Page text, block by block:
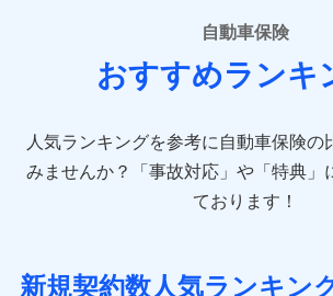
あいおいニッセイ同和損害保険株式会
(https://www.aioinissaydowa.co.jp/)
アクサ損害保険株式会社 (https://
direct.co.jp/)
sompo.co.jp/)
東京海上ダイレクト損害保険株式会
AIG損害保険株式会社 (https://
ジェイアイ傷害火災保険株式会社
自動車保険
おすすめランキ
人気ランキングを参考に自動車保険の
みませんか？
「事故対応」や「特典」
ております！
新規契約数人気ランキン